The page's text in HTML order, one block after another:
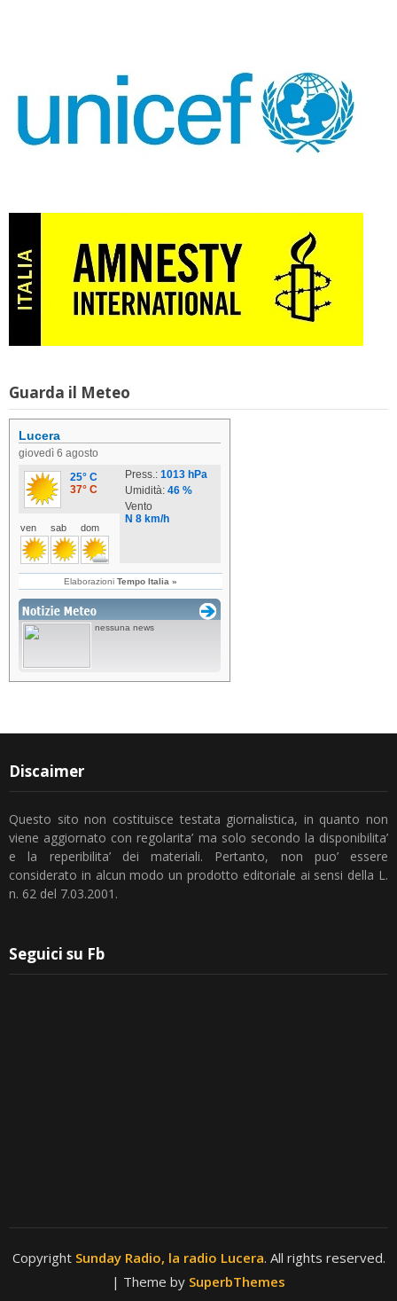
Guarda il Meteo
Discaimer
Questo sito non costituisce testata giornalistica, in quanto non
viene aggiornato con regolarita’ ma solo secondo la disponibilita’
e la reperibilita’ dei materiali. Pertanto, non puo’ essere
considerato in alcun modo un prodotto editoriale ai sensi della L.
n. 62 del 7.03.2001.
Seguici su Fb
Copyright Sunday Radio, la radio Lucera. All rights reserved.
| Theme by SuperbThemes